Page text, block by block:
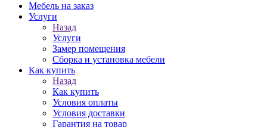
Мебель на заказ
Услуги
Назад
Услуги
Замер помещения
Сборка и установка мебели
Как купить
Назад
Как купить
Условия оплаты
Условия доставки
Гарантия на товар